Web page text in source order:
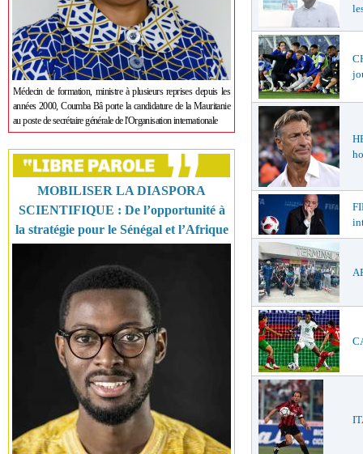
Médecin de formation, ministre à plusieurs reprises depuis les
années 2000, Coumba Bâ porte la candidature de la Mauritanie
au poste de secrétaire générale de l'Organisation internationale
MOBILISER LA DIASPORA
SCIENTIFIQUE : De l’opportunité à
la stratégie pour le Sénégal et l’Afrique